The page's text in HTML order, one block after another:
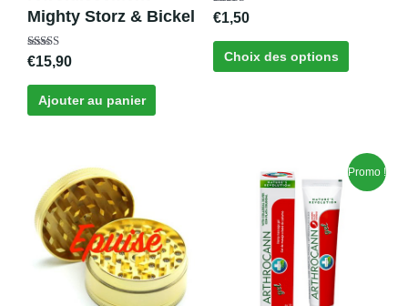
Mighty Storz & Bickel
Note
5.00
€15,90
Ajouter au panier
Note
4.00
€1,50
Choix des options
page
du
Promo !
prix
initial
était :
€18,40.
prix
actuel
est :
€13,50.